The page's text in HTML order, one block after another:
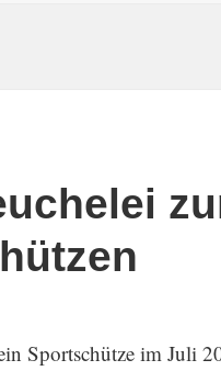
Sport­schütze im Juli